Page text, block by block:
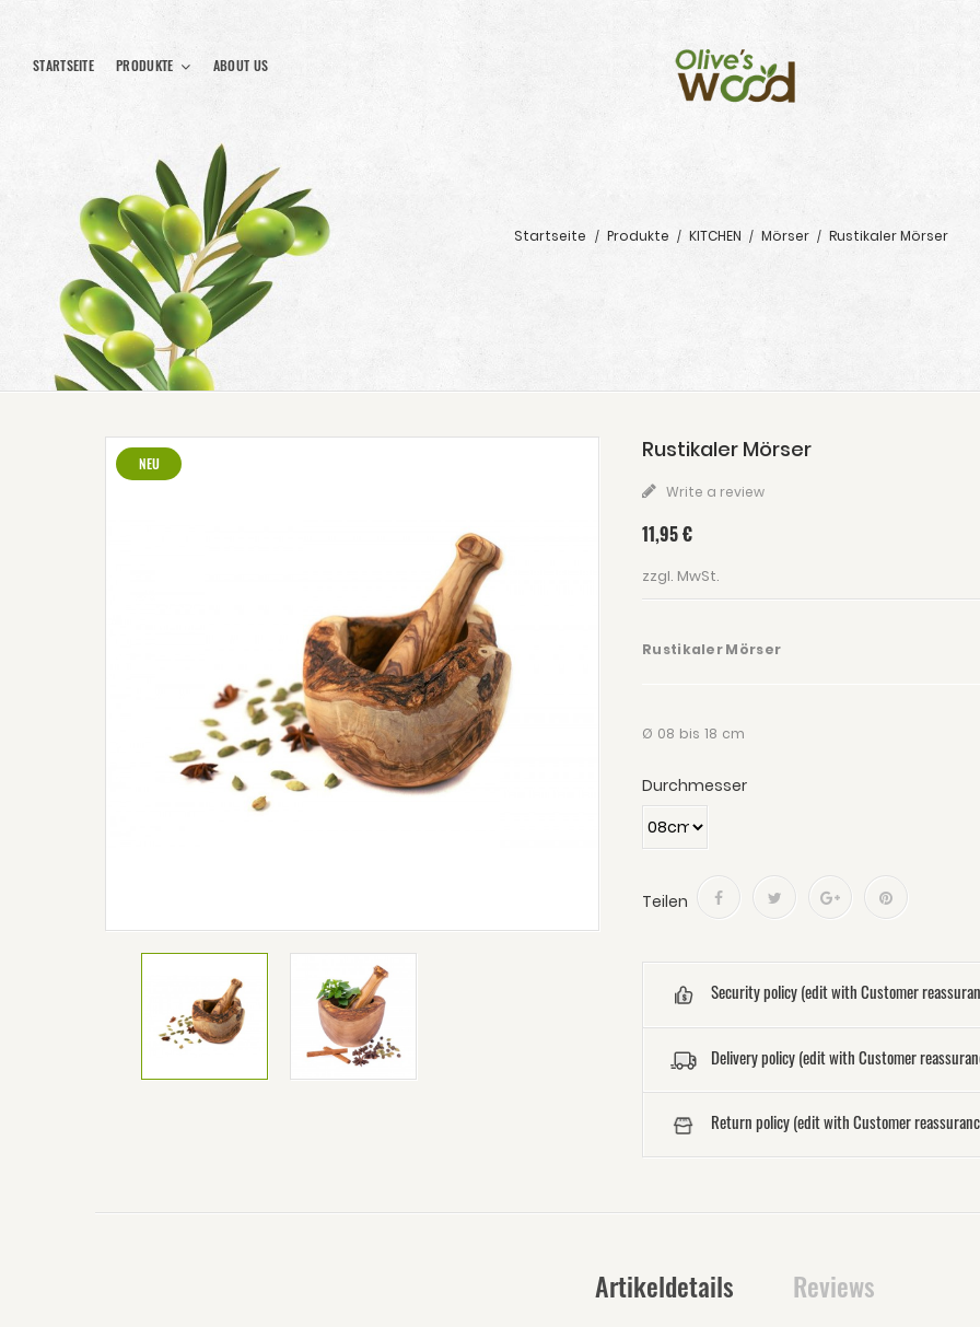
STARTSEITE PRODUKTE ABOUT US
Startseite Produkte KITCHEN Mörser Rustikaler Mörser
NEU
Rustikaler Mörser
Write a review
11,95 €
zzgl. MwSt.
Rustikaler Mörser
Ø 08 bis 18 cm
Durchmesser
Teilen
Security policy (edit with Customer
Delivery policy (edit with Customer
Return policy (edit with Customer
Artikeldetails Reviews